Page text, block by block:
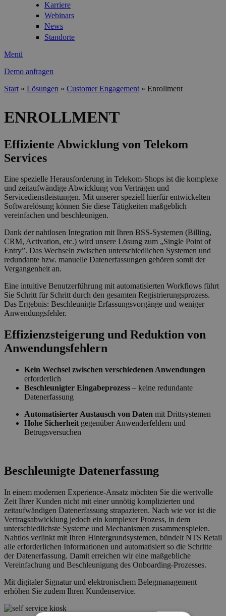
Karriere
Webinars
News
Standorte
Menü
Demo anfragen
Start » Lösungen » Customer Engagement » Enrollment
ENROLLMENT
Effiziente Abwicklung von Telekom
Services
Eine spezielle Herausforderung in Telekom-Shops ist die komplexe
und zeitaufwändige Abwicklung von Verträgen und
Servicedienstleistungen. Mit unserer speziell hierfür entwickelten
Softwarelösung können Sie diese Tätigkeiten maßgeblich
vereinfachen und beschleunigen.
Dank der nahtlosen Integration mit Ihren BSS-Systemen (Billing,
CRM, Activation, etc.) wird unsere Lösung zum „Single Point of
Entry”. Das Wechseln zwischen unterschiedlichen Systemen und
redundante bzw. manuelle Datenerfassungen gehören somit der
Vergangenheit an.
Eine intuitive Benutzerführung mit automatisierten Workflows führt
Sie Schritt für Schritt durch den gesamten Registrierungsprozess.
Das Ergebnis: Beschleunigte Erfassungsvorgänge und weniger
Anwendungsfehler.
Effizienzsteigerung und Reduktion von
Anwendungsfehlern
Kein Wechsel zwischen verschiedenen Anwendungen
erforderlich
Beschleunigter Eingabeprozess – keine redundante
Datenerfassung
Automatisierter Austausch von Daten mit Drittsystemen
Hohe Sicherheit gegenüber Anwenderfehlern und
Betrugsversuchen
Beschleunigte Datenerfassung
In einem modernen Experience-Ansatz möchten Sie die wertvolle
Zeit Ihrer Kunden nicht mit einer unnötig komplizierten und
zeitaufwändigen Datenerfassung strapazieren. Nach wie vor ist die
Vertragsabwicklung jedoch ein komplexer Prozess, in dem
unterschiedlichste Systeme und Mechanismen zusammenspielen.
Nahtlos verlinkt mit Ihren Hintergrundsystemen, bündelt NTS Retail
alle erforderlichen Informationen und automatisiert so die Schritte
der Datenerfassung. Damit erreichen wir eine maßgebliche
Vereinfachung und Beschleunigung des Onboarding-Prozesses.
Mit digitaler Signatur und elektronischem Belegmanagement
erhöhen Sie zudem Ihren Kundenservice.